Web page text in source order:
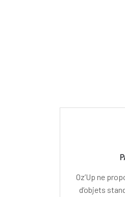
Oz’Up ne
d’objets